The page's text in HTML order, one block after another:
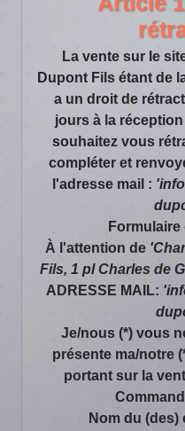
La vente sur le
Dupont Fils étant de
a un droit de
jours à la
souhaitez vous
compléter et
l'adresse mail :
À l'attention de
Fils, 1 pl Charles de
ADRESSE MAIL:
Je/nous (*) vous
présente ma/notre
portant sur la
Nom du